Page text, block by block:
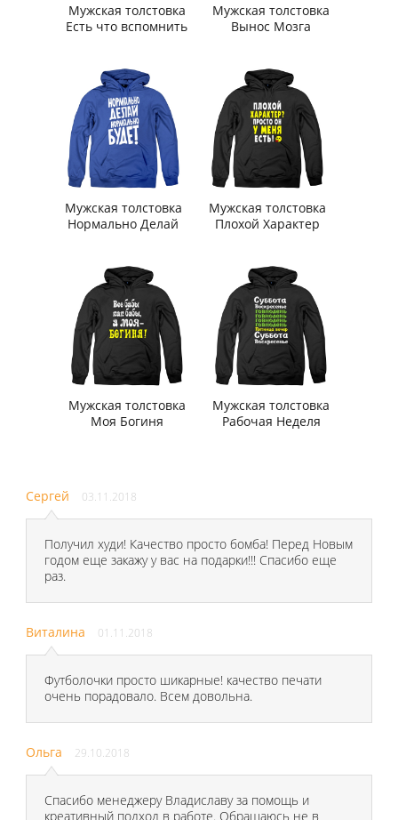
Мужская толстовка
Есть что вспомнить
Мужская толстовка
Вынос Мозга
Мужская толстовка
Нормально Делай
Мужская толстовка
Плохой Характер
Мужская толстовка
Моя Богиня
Мужская толстовка
Рабочая Неделя
Сергей 03.11.2018
Получил худи! Качество просто бомба! Перед Новым
годом еще закажу у вас на подарки!!! Спасибо еще
раз.
Виталина 01.11.2018
Футболочки просто шикарные! качество печати
очень порадовало. Всем довольна.
Ольга 29.10.2018
Спасибо менеджеру Владиславу за помощь и
креативный подход в работе. Обращаюсь не в